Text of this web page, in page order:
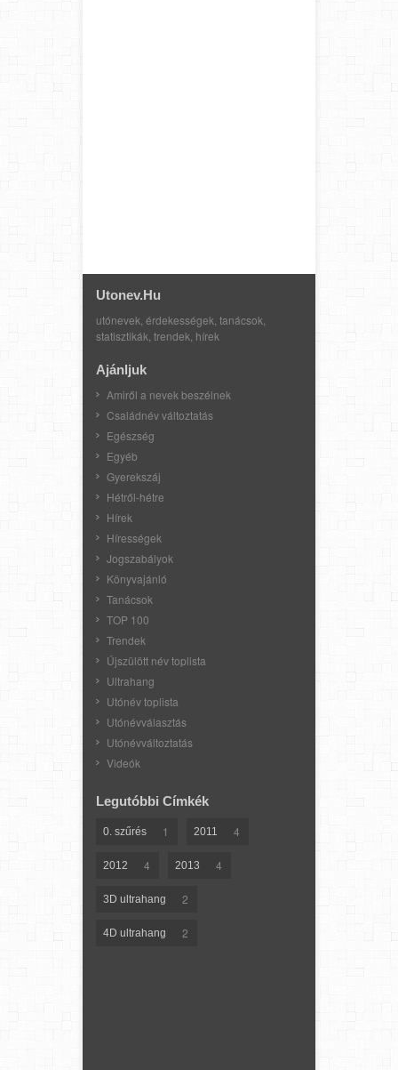
Utonev.hu
utónevek, érdekességek, tanácsok,
statisztikák, trendek, hírek
Ajánljuk
Amiről a nevek beszélnek
Családnév változtatás
Egészség
Egyéb
Gyerekszáj
Hétről-hétre
Hírek
Hírességek
Jogszabályok
Könyvajánló
Tanácsok
TOP 100
Trendek
Újszülött név toplista
Ultrahang
Utónév toplista
Utónévválasztás
Utónévváltoztatás
Videók
Legutóbbi Címkék
0. szűrés 1 2011 4
2012 4 2013 4
3D ultrahang 2
4D ultrahang 2